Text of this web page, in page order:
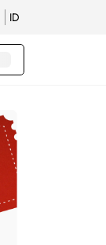
ID